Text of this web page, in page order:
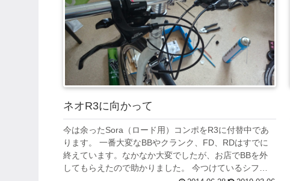
ネオR3に向かって
今は余ったSora（ロード用）コンポをR3に付替中であ
ります。 一番大変なBBやクランク、FD、RDはすでに
終えています。なかなか大変でしたが、お店でBBを外
してもらえたので助かりました。 今つけているシフタ